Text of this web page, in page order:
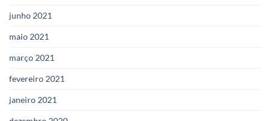
junho 2021
maio 2021
março 2021
fevereiro 2021
janeiro 2021